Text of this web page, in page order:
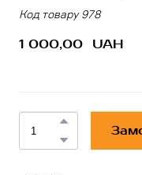
Код товару 978
1 000,00  UAH